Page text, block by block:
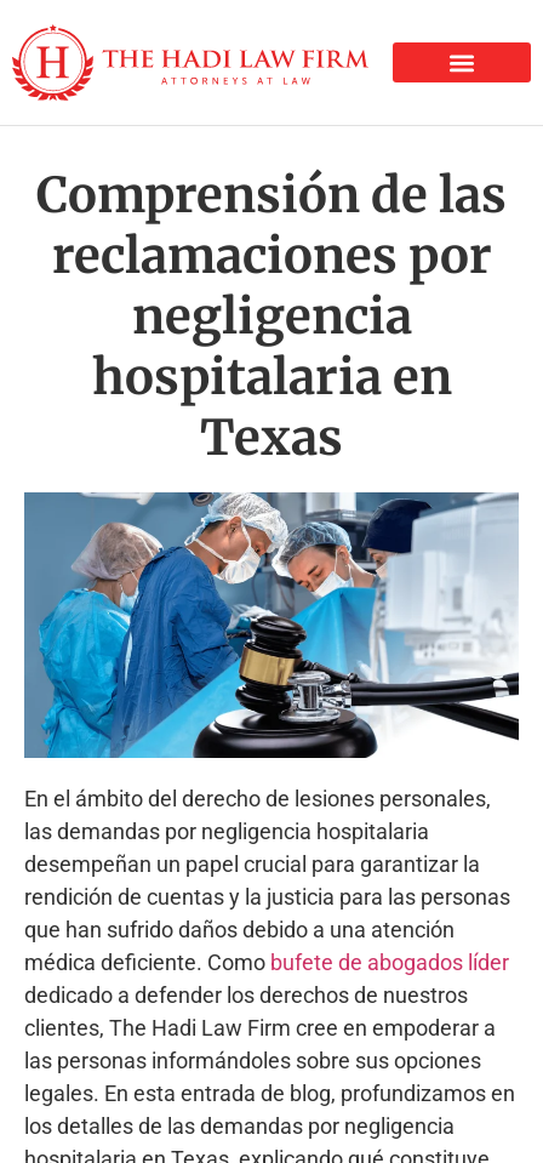
Comprensión de las
reclamaciones por
negligencia
hospitalaria en
Texas
En el ámbito del derecho de lesiones personales,
las demandas por negligencia hospitalaria
desempeñan un papel crucial para garantizar la
rendición de cuentas y la justicia para las personas
que han sufrido daños debido a una atención
médica deficiente. Como bufete de abogados líder
dedicado a defender los derechos de nuestros
clientes, The Hadi Law Firm cree en empoderar a
las personas informándoles sobre sus opciones
legales. En esta entrada de blog, profundizamos en
los detalles de las demandas por negligencia